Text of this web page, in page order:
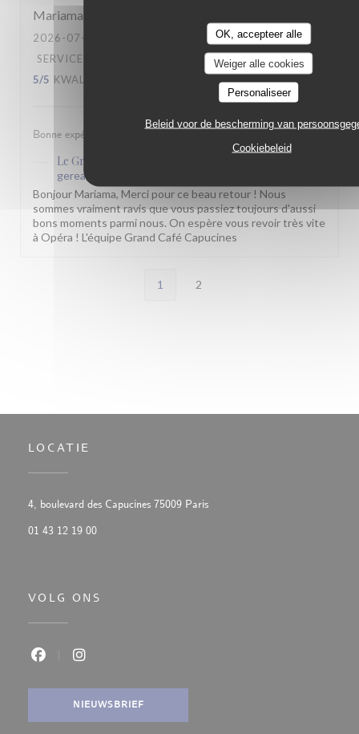
OK, accepteer alle
Weiger alle cookies
Personaliseer
Beleid voor de bescherming van
Cookiebeleid
Mariama
2026-07-11
SERVICE
/5 KEUKEN:
5/5 KWALITEIT / PRIJS
Bonne expérience comme toujours
Le Grand Café Capucines
gereageerd
Bonjour Mariama, Merci pour ce beau retour ! Nous
sommes vraiment ravis que vous passiez toujours d'aussi
bons moments parmi nous. On espère vous revoir très vite
à Opéra ! L'équipe Grand Café Capucines
1 2
LOCATIE
4, boulevard des Capucines 75009 Paris((opent in een nieuw venster))
01 43 12 19 00
VOLG ONS
Facebook ((opent in een nieuw venster))
NIEUWSBRIEF